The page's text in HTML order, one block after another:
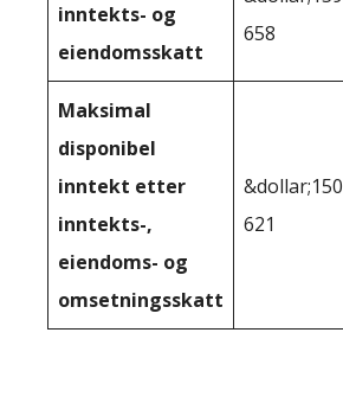
inntekts- og
eiendomsskatt
658
Maksimal
disponibel
inntekt etter
inntekts-,
eiendoms- og
omsetningsskatt
&dollar;150
621